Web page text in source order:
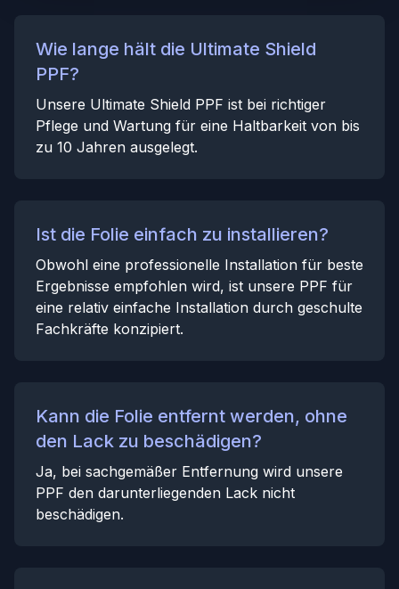
Wie lange hält die Ultimate Shield
PPF?
Unsere Ultimate Shield PPF ist bei richtiger
Pflege und Wartung für eine Haltbarkeit von bis
zu 10 Jahren ausgelegt.
Ist die Folie einfach zu installieren?
Obwohl eine professionelle Installation für beste
Ergebnisse empfohlen wird, ist unsere PPF für
eine relativ einfache Installation durch geschulte
Fachkräfte konzipiert.
Kann die Folie entfernt werden, ohne
den Lack zu beschädigen?
Ja, bei sachgemäßer Entfernung wird unsere
PPF den darunterliegenden Lack nicht
beschädigen.